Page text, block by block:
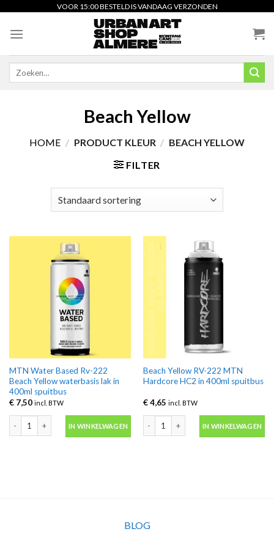
content
VOOR 15:00 BESTELD IS VANDAAG VERZONDEN
Beach Yellow
HOME / PRODUCT KLEUR / BEACH YELLOW
FILTER
MTN Water Based Rv-222
Beach Yellow waterbasis lak in
400ml spuitbus
€7,50 incl. BTW
MTN Water Based Rv-222 Beach Yellow waterbasis lak in 400ml spuitbus
IN WINKELWAGEN
Beach Yellow RV-222 MTN
Hardcore HC2 in 400ml spuitbus
€4,65 incl. BTW
Beach Yellow RV-222 MTN
IN WINKELWAGEN
BLOG